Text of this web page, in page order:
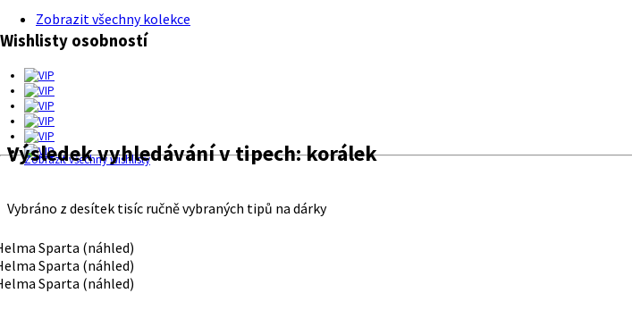
Zobrazit všechny kolekce
Wishlisty osobností
Zobrazit všechny wishlisty
Výsledek vyhledávání v tipech:korálek
Vybráno z desítek tisíc ručně vybraných tipů na dárky